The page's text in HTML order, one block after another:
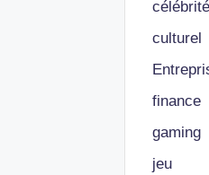
célébrité
culturel
finance
gaming
jeu